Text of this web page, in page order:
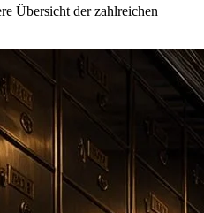
Übersicht der zahlreichen